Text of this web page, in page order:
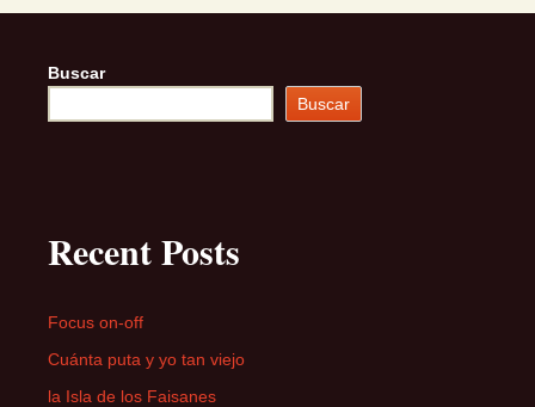
Buscar
Buscar
Recent Posts
Focus on-off
Cuánta puta y yo tan viejo
la Isla de los Faisanes